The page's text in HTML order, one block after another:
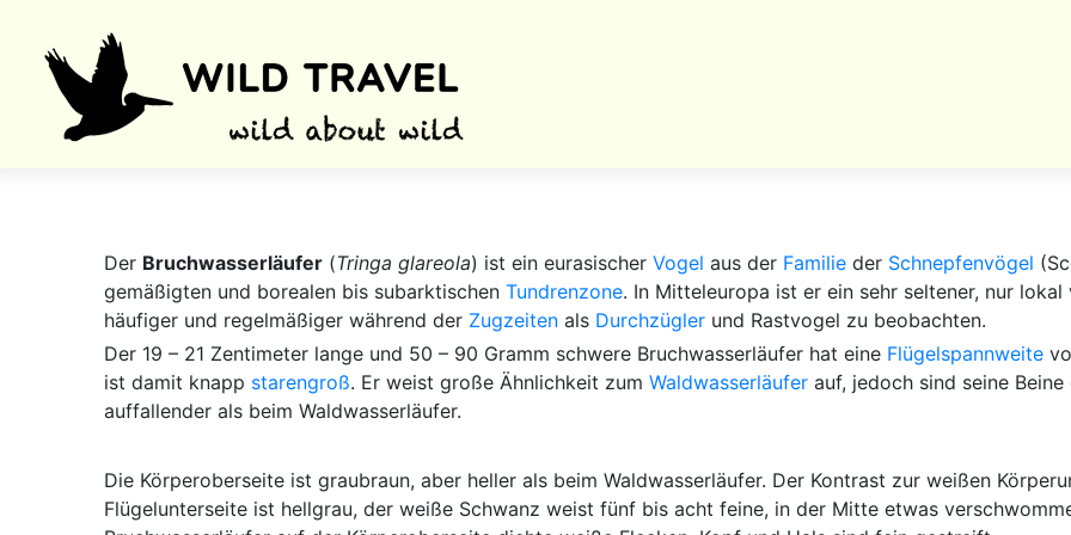
Der Bruchwasserläufer (Tringa glareola) ist ein eurasischer Vogel aus der Familie der Schnepfenvögel
gemäßigten und borealen bis subarktischen Tundrenzone. In Mitteleuropa ist er ein sehr seltener, nur
häufiger und regelmäßiger während der Zugzeiten als Durchzügler und Rastvogel zu beobachten.
Der 19 – 21 Zentimeter lange und 50 – 90 Gramm schwere Bruchwasserläufer hat eine Flügelspannweite
ist damit knapp starengroß. Er weist große Ähnlichkeit zum Waldwasserläufer auf, jedoch sind seine
auffallender als beim Waldwasserläufer.
Die Körperoberseite ist graubraun, aber heller als beim Waldwasserläufer. Der Kontrast zur weißen
Flügelunterseite ist hellgrau, der weiße Schwanz weist fünf bis acht feine, in der Mitte etwas